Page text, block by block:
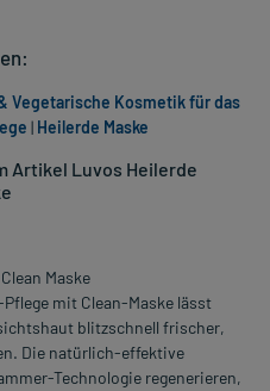
Artikel Luvos Heilerde
Maske
mit Clean-Maske lässt
blitzschnell frischer,
Die natürlich-effektive
Technologie regenerieren,
Vegetarische Kosmetik für das
| Heilerde Maske